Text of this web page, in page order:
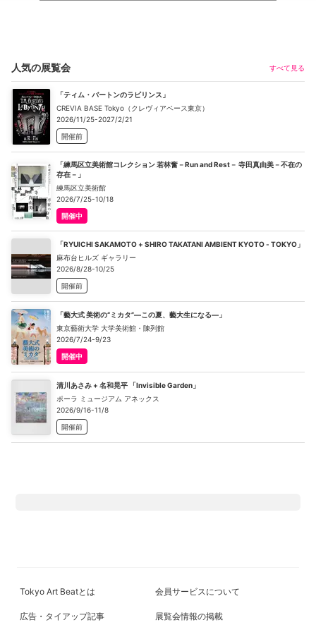
人気の展覧会 すべて見る
「ティム・バートンのラビリンス」
CREVIA BASE Tokyo（クレヴィアベース東京）
2026/11/25-2027/2/21
開催前
「練馬区立美術館コレクション 若林奮－Run and Rest－ 寺田真由美－不在の
存在－」
練馬区立美術館
2026/7/25-10/18
開催中
「RYUICHI SAKAMOTO + SHIRO TAKATANI AMBIENT KYOTO - TOKYO」
麻布台ヒルズ ギャラリー
2026/8/28-10/25
開催前
「藝大式 美術の“ミカタ”―この夏、藝大生になる―」
東京藝術大学 大学美術館・陳列館
2026/7/24-9/23
開催中
清川あさみ + 名和晃平 「Invisible Garden」
ポーラ ミュージアム アネックス
2026/9/16-11/8
開催前
Tokyo Art Beatとは 会員サービスについて
広告・タイアップ記事 展覧会情報の掲載